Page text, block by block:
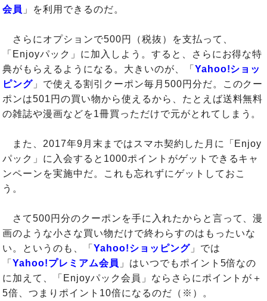
会員 」を利用できるのだ。
さらにオプションで500円（税抜）を支払って、
「Enjoyパック」に加入しよう。すると、さらにお得な特
典がもらえるようになる。大きいのが、「 Yahoo!ショッ
ピング 」で使える割引クーポン毎月500円分だ。このクー
ポンは501円の買い物から使えるから、たとえば送料無料
の雑誌や漫画などを1冊買っただけで元がとれてしまう。
また、2017年9月末まではスマホ契約した月に「Enjoy
パック」に入会すると1000ポイントがゲットできるキャ
ンペーンを実施中だ。これも忘れずにゲットしておこ
う。
さて500円分のクーポンを手に入れたからと言って、漫
画のような小さな買い物だけで終わらすのはもったいな
い。というのも、「Yahoo!ショッピング」では
「Yahoo!プレミアム会員 」はいつでもポイント5倍なの
に加えて、「Enjoyパック会員」ならさらにポイントが＋
5倍、つまりポイント10倍になるのだ（※）。